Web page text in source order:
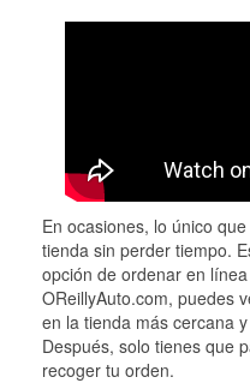
En ocasiones, lo único
tienda sin perder tiempo.
opción de ordenar en
OReillyAuto.com, puedes
en la tienda más cercana
Después, solo tienes que
recoger tu orden.